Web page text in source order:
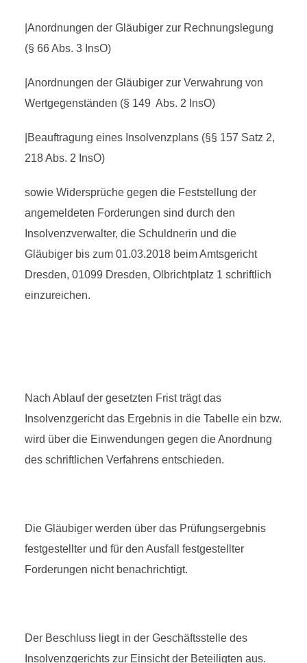
|Anordnungen der Gläubiger zur Rechnungslegung
(§ 66 Abs. 3 InsO)
|Anordnungen der Gläubiger zur Verwahrung von
Wertgegenständen (§ 149 Abs. 2 InsO)
|Beauftragung eines Insolvenzplans (§§ 157 Satz 2,
218 Abs. 2 InsO)
sowie Widersprüche gegen die Feststellung der
angemeldeten Forderungen sind durch den
Insolvenzverwalter, die Schuldnerin und die
Gläubiger bis zum 01.03.2018 beim Amtsgericht
Dresden, 01099 Dresden, Olbrichtplatz 1 schriftlich
einzureichen.
Nach Ablauf der gesetzten Frist trägt das
Insolvenzgericht das Ergebnis in die Tabelle ein bzw.
wird über die Einwendungen gegen die Anordnung
des schriftlichen Verfahrens entschieden.
Die Gläubiger werden über das Prüfungsergebnis
festgestellter und für den Ausfall festgestellter
Forderungen nicht benachrichtigt.
Der Beschluss liegt in der Geschäftsstelle des
Insolvenzgerichts zur Einsicht der Beteiligten aus.